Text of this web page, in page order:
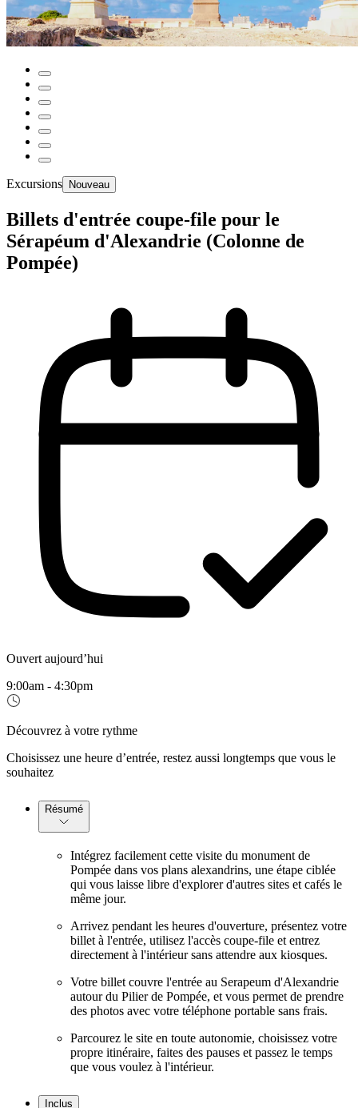
Excursions Nouveau
Billets d'entrée coupe-file pour le
Sérapéum d'Alexandrie (Colonne de
Pompée)
Ouvert aujourd’hui
9:00am - 4:30pm
Découvrez à votre rythme
Choisissez une heure d’entrée, restez aussi longtemps que vous le
souhaitez
Résumé
Intégrez facilement cette visite du monument de
Pompée dans vos plans alexandrins, une étape ciblée
qui vous laisse libre d'explorer d'autres sites et cafés le
même jour.
Arrivez pendant les heures d'ouverture, présentez votre
billet à l'entrée, utilisez l'accès coupe-file et entrez
directement à l'intérieur sans attendre aux kiosques.
Votre billet couvre l'entrée au Serapeum d'Alexandrie
autour du Pilier de Pompée, et vous permet de prendre
des photos avec votre téléphone portable sans frais.
Parcourez le site en toute autonomie, choisissez votre
propre itinéraire, faites des pauses et passez le temps
que vous voulez à l'intérieur.
Inclus